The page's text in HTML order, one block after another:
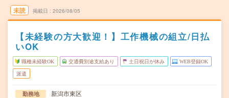
未読 掲載日 2026/08/05
【未経験の方大歓迎！】工作機械の組立/日払
いOK
職種未経験OK 交通費別途支給あり 土日祝日が休み WEB登録OK
派遣
勤務地 新潟市東区